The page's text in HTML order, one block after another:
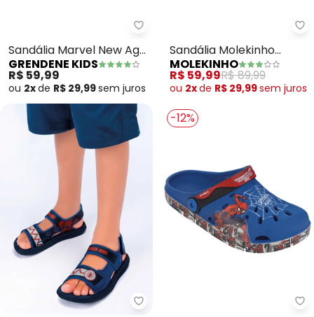
Grendene Kids - Sandália
Sandália Marvel New Age
(Verde)
GRENDENE KIDS
R$ 59,99
ou 2xde R$ 29,99sem juros
Sandália Molekinho
(Preto) em Sisntético
MOLEKINHO
R$ 59,99R$ 89,99
ou 2xde R$ 29,99sem juros
Grendene Kids - Sandália
-12%